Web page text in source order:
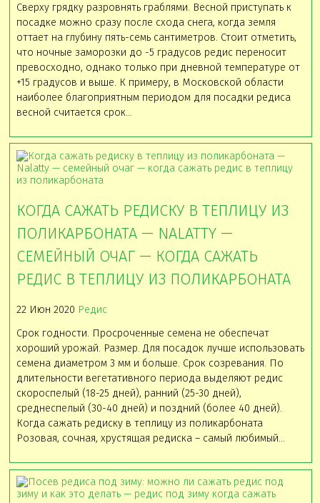
Сверху грядку разровнять граблями. Весной приступать к
посадке можно сразу после схода снега, когда земля
оттает на глубину пять-семь сантиметров. Стоит отметить,
что ночные заморозки до -5 градусов редис переносит
превосходно, однако только при дневной температуре от
+15 градусов и выше. К примеру, в Московской области
наиболее благоприятным периодом для посадки редиса
весной считается срок…
КОГДА САЖАТЬ РЕДИСКУ В ТЕПЛИЦУ ИЗ
ПОЛИКАРБОНАТА — NALATTY —
СЕМЕЙНЫЙ ОЧАГ — КОГДА САЖАТЬ
РЕДИС В ТЕПЛИЦУ ИЗ ПОЛИКАРБОНАТА
22 Июн 2020 Редис
Срок годности. Просроченные семена не обеспечат
хороший урожай. Размер. Для посадок лучше использовать
семена диаметром 3 мм и больше. Срок созревания. По
длительности вегетативного периода выделяют редис
скороспелый (18-25 дней), ранний (25-30 дней),
среднеспелый (30-40 дней) и поздний (более 40 дней).
Когда сажать редиску в теплицу из поликарбоната
Розовая, сочная, хрустящая редиска – самый любимый…